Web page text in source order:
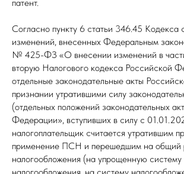
патент.
Согласно пункту 6 статьи 346.45 Кодекса
изменений, внесенных Федеральным
№ 425-ФЗ «О внесении изменений в
вторую Налогового кодекса Российской
отдельные законодательные акты
признании утратившими силу
(отдельных положений законодательных
Федерации», вступивших в силу с
налогоплательщик считается утратившим
применение ПСН и перешедшим на общий
налогообложения (на упрощенную систему